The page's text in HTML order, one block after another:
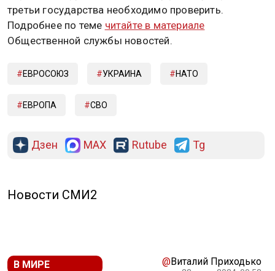
третьи государства необходимо проверить.
Подробнее по теме читайте в материале
Общественной службы новостей.
ЕВРОСОЮЗ УКРАИНА НАТО
ЕВРОПА СВО
Дзен MAX Rutube Tg
Новости СМИ2
В МИРЕ @Виталий Приходько